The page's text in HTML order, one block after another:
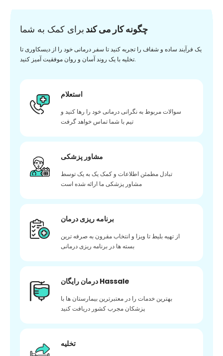
چگونه کار می کند برای کمک به شما
یک فرآیند ساده و شفاف را تجربه کنید تا سفر درمانی خود را از دیسکاوری تا
تخلیه با یک روند آسان و روان موفقیت آمیز کنید.
استعلام
سوالات مربوط به نگرانی درمانی خود را رها کنید و
تیم با شما تماس خواهد گرفت
مشاور پزشکی
تبادل مطمئن اطلاعات و کمک یک به یک توسط
مشاور پزشکی ما ارائه شده است
برنامه ریزی درمان
از تهیه بلیط تا ویزا و انتخاب مقرون به صرفه ترین
بسته ها در برنامه ریزی درمانی
درمان رایگان Hassale
بهترین خدمات را در معتبرترین بیمارستان ها با
پزشکان مجرب کشور دریافت کنید
تخلیه